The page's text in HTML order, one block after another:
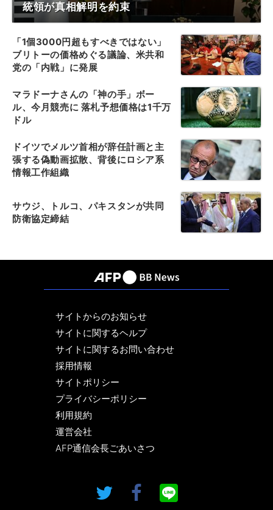
統領が真相解明を約束
「1個3000円超もすべきではない」
ブリトーの価格めぐる議論、米共和
党の「内戦」に発展
マラドーナさんの「神の手」ボー
ル、今月競売に 落札予想価格は1千万
ドル
ドイツでメルツ首相が辞任計画と主
張する偽動画拡散、背後にロシア系
情報工作組織
サウジ、トルコ、パキスタンが共同
防衛協定締結
サイトからのお知らせ
サイトに関するヘルプ
サイトに関するお問い合わせ
採用情報
サイトポリシー
プライバシーポリシー
利用規約
運営会社
AFP通信会長ごあいさつ